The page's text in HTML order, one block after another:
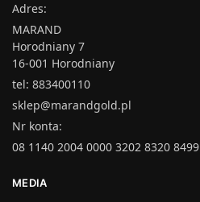
Adres:
MARAND
Horodniany 7
16-001 Horodniany
tel: 883400110
sklep@marandgold.pl
Nr konta:
08 1140 2004 0000 3202 8320 8499
MEDIA